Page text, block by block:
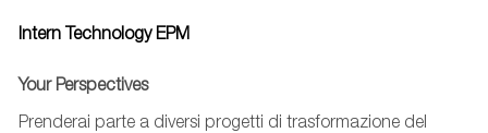
Intern Technology EPM
Your Perspectives
Prenderai parte a diversi progetti di trasformazione del